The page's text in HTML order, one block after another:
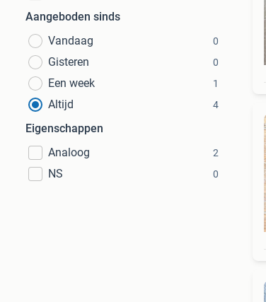
Aangeboden sinds
Vandaag
0
Gisteren 0
Een week 1
Altijd 4
Eigenschappen
Analoog
2
NS 0